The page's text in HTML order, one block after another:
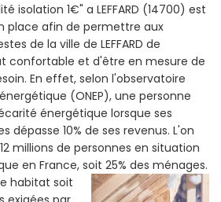
isolation 1€" a LEFFARD (14700) est
place afin de permettre aux
de la ville de LEFFARD de
confortable et d'être en mesure de
En effet, selon l'observatoire
(ONEP), une personne
énergétique lorsque ses
dépasse 10% de ses revenus. L'on
millions de personnes en situation
en France, soit 25% des ménages.
habitat soit